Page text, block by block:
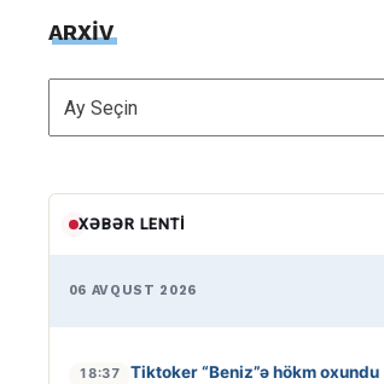
ARXİV
ARXİV
XƏBƏR LENTI
06 AVQUST 2026
18:37 Tiktoker “Beniz”ə hökm oxundu